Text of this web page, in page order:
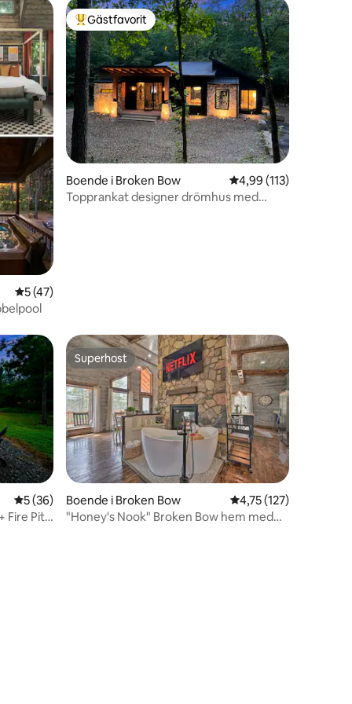
5 av 5 i genomsnittligt betyg, 47 omdömen
5 (47)
Populär gästfavorit
Gästfavorit
Boende i Broken Bow 4,99 av 5 i
4,99 (113)
Topprankat designer drömhus med
5 av 5 i genomsnittligt betyg, 36 omdömen
5 (36)
Fire Pit |
Superhost
Superhost
Boende i Broken Bow 4,75 av 5 i
4,75 (127)
"Honey's Nook" Broken Bow hem med